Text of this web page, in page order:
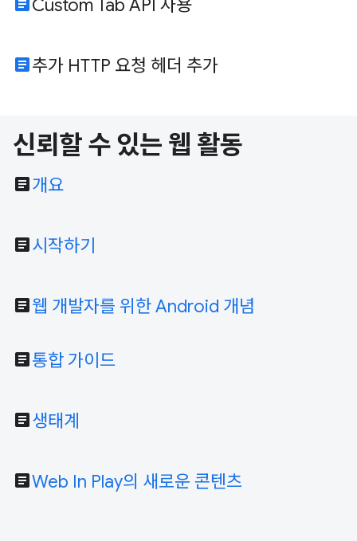
article Custom Tab API 사용
article추가 HTTP 요청 헤더 추가
신뢰할 수 있는 웹 활동
article개요
article시작하기
article웹 개발자를 위한 Android 개념
article통합 가이드
article생태계
articleWeb In Play의 새로운 콘텐츠